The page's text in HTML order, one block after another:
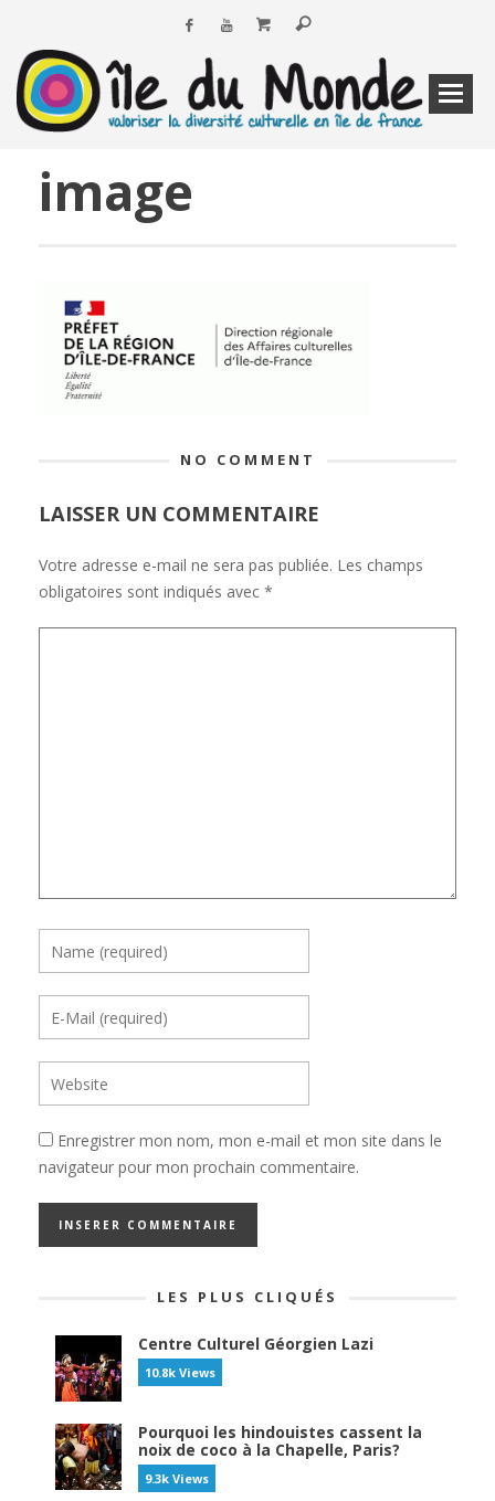
image
NO COMMENT
LAISSER UN COMMENTAIRE
Votre adresse e-mail ne sera pas publiée. Les champs
obligatoires sont indiqués avec *
Enregistrer mon nom, mon e-mail et mon site dans le
navigateur pour mon prochain commentaire.
LES PLUS CLIQUÉS
Centre Culturel Géorgien Lazi
10.8k Views
Pourquoi les hindouistes cassent la
noix de coco à la Chapelle, Paris?
9.3k Views